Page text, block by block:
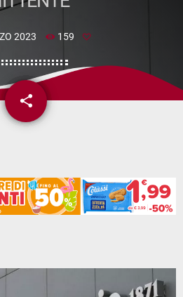
2023 159
share
email